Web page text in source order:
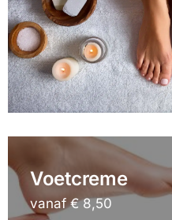
Voetcreme
vanaf € 8,50